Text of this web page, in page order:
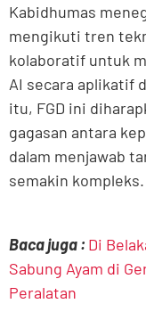
Kabidhumas
mengikuti tren
kolaboratif untuk
AI secara aplikatif
itu, FGD ini
gagasan antara
dalam menjawab
semakin kompleks.
Baca juga : Di
Sabung Ayam di
Peralatan